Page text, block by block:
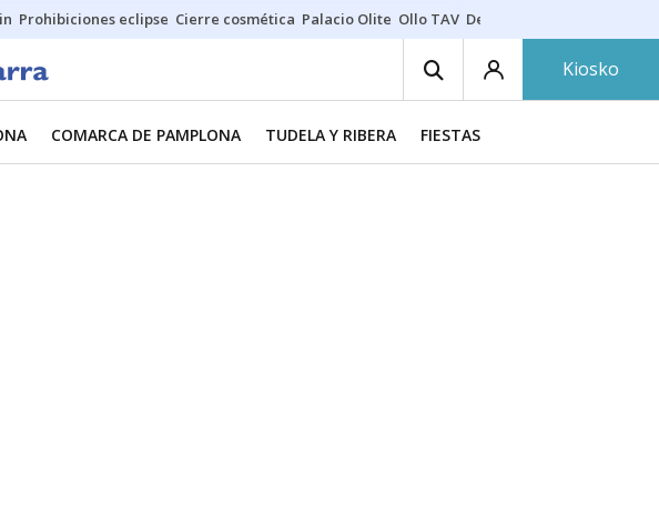
Prohibiciones eclipse Cierre cosmética Palacio Olite Ollo TAV Derrama vecinos
Kiosko
COMARCA DE PAMPLONA TUDELA Y RIBERA FIESTAS